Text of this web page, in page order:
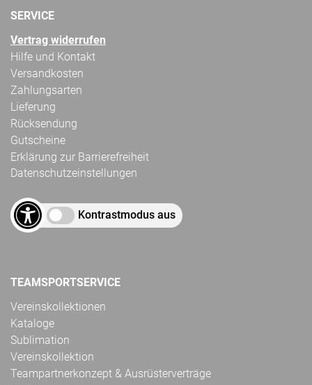
SERVICE
Vertrag widerrufen
Hilfe und Kontakt
Versandkosten
Zahlungsarten
Lieferung
Rücksendung
Gutscheine
Erklärung zur Barrierefreiheit
Datenschutzeinstellungen
Kontrastmodus aus
TEAMSPORTSERVICE
Vereinskollektionen
Kataloge
Sublimation
Vereinskollektion
Teampartnerkonzept & Ausrüsterverträge